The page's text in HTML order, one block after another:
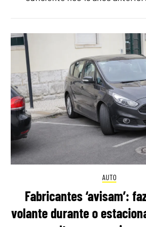
AUTO
Fabricantes ‘avisam’:
volante durante o